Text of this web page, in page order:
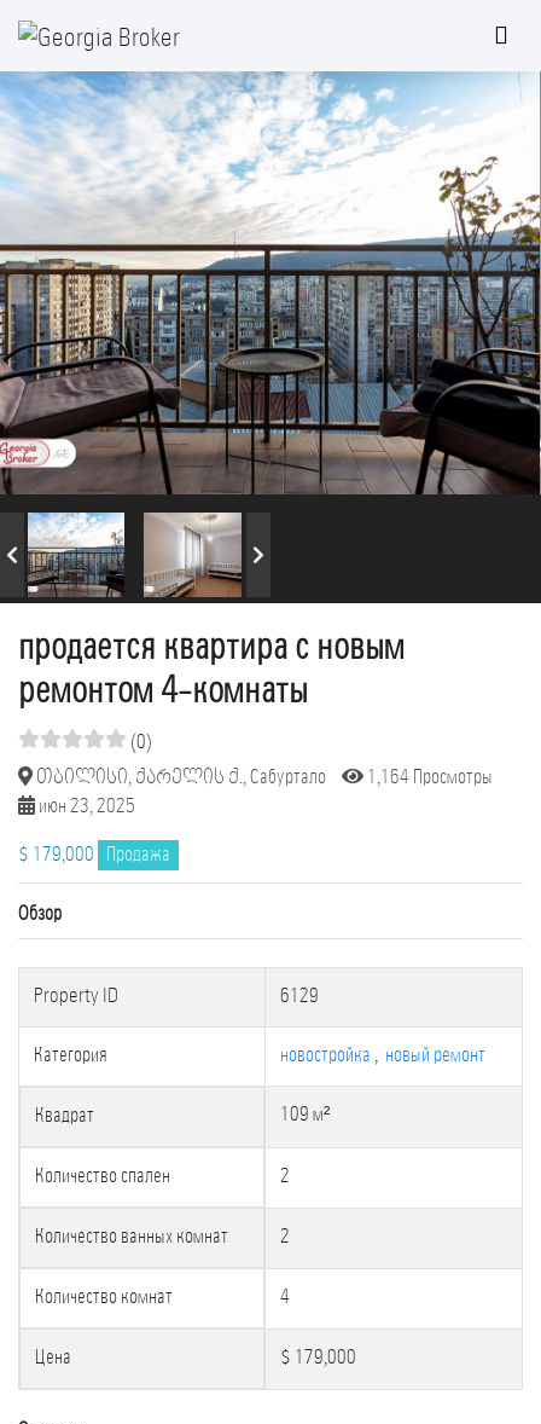
продается квартира с новым
ремонтом 4-комнаты
(0)
თბილისი, ქარელის ქ., Сабуртало
1,164 Просмотры
июн 23, 2025
$ 179,000 Продажа
Обзор
Property ID 6129
Категория новостройка , новый ремонт
Квадрат 109 м²
Количество спален 2
Количество ванных комнат 2
Количество комнат 4
Цена $ 179,000